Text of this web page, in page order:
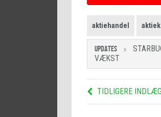
aktiehandel
UPDATES
VÆKST
TIDLIGERE INDLÆG